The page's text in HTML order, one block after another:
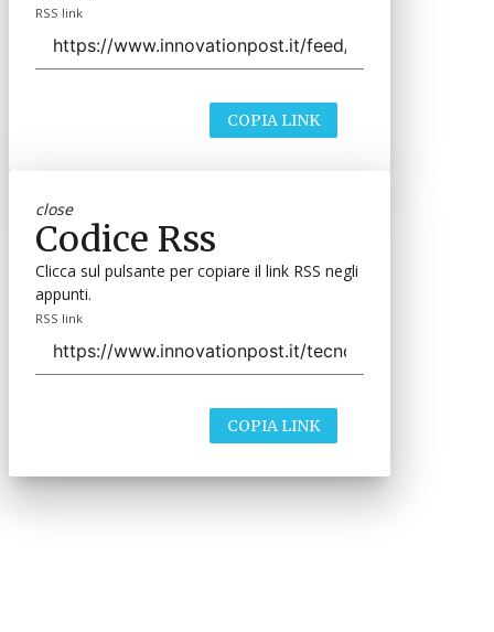
RSS link
COPIA LINK
close
Codice Rss
Clicca sul pulsante per copiare il link RSS negli
appunti.
RSS link
COPIA LINK